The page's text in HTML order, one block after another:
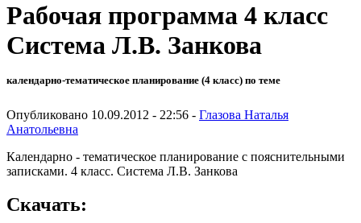
Рабочая программа 4 класс
Система Л.В. Занкова
календарно-тематическое планирование (4 класс) по теме
Опубликовано 10.09.2012 - 22:56 - Глазова Наталья
Анатольевна
Календарно - тематическое планирование с пояснительными
записками. 4 класс. Система Л.В. Занкова
Скачать: